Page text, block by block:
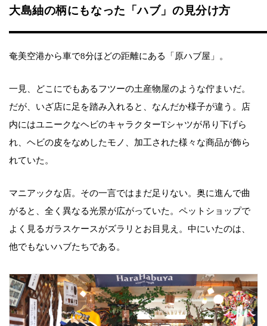
大島紬の柄にもなった「ハブ」の見分け方
奄美空港から車で8分ほどの距離にある「原ハブ屋」。
一見、どこにでもあるフツーの土産物屋のような佇まいだ。
だが、いざ店に足を踏み入れると、なんだか様子が違う。店
内にはユニークなヘビのキャラクターTシャツが吊り下げら
れ、ヘビの皮をなめしたモノ、加工された様々な商品が飾ら
れていた。
マニアックな店。その一言ではまだ足りない。奥に進んで曲
がると、全く異なる光景が広がっていた。ペットショップで
よく見るガラスケースがズラリとお目見え。中にいたのは、
他でもないハブたちである。